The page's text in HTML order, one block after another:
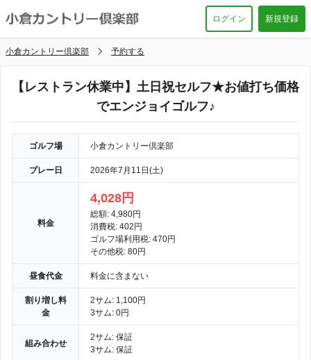
ログイン 新規登録
小倉カントリー倶楽部 予約する
【レストラン休業中】土日祝セルフ★お値打ち価格
でエンジョイゴルフ♪
ゴルフ場 小倉カントリー倶楽部
プレー日 2026年7月11日(土)
料金
4,028円
総額: 4,980円
消費税: 402円
ゴルフ場利用税: 470円
その他税: 80円
昼食代金 料金に含まない
割り増し料
金
2サム: 1,100円
3サム: 0円
組み合わせ
2サム: 保証
3サム: 保証